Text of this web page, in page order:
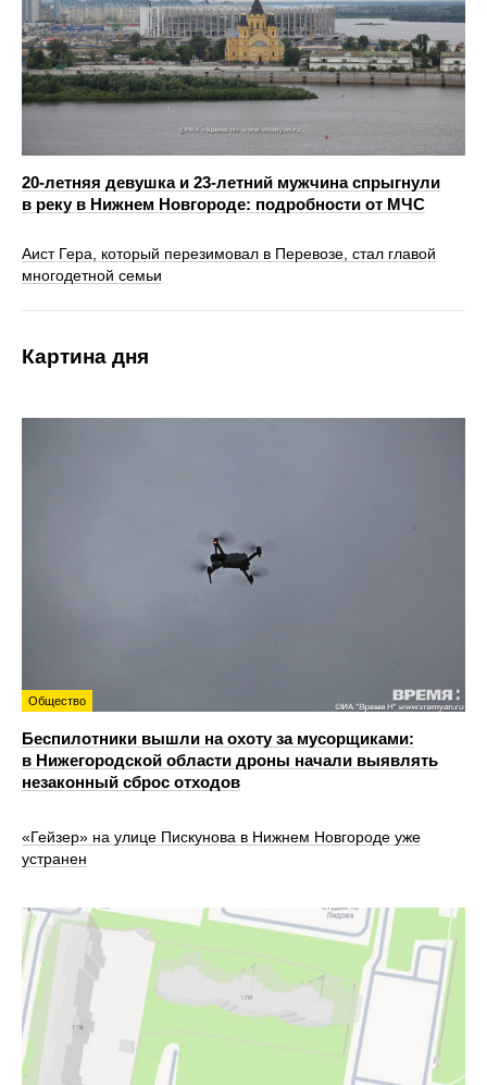
20‑летняя девушка и 23‑летний мужчина спрыгнули
в реку в Нижнем Новгороде: подробности от МЧС
Аист Гера, который перезимовал в Перевозе, стал главой
многодетной семьи
Картина дня
Общество
Беспилотники вышли на охоту за мусорщиками:
в Нижегородской области дроны начали выявлять
незаконный сброс отходов
«Гейзер» на улице Пискунова в Нижнем Новгороде уже
устранен